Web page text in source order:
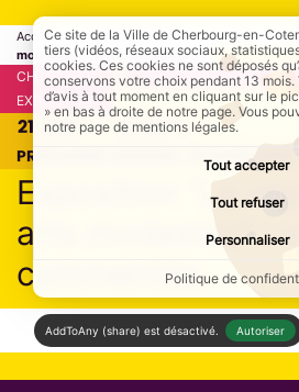
Accueil Agendas et Actus Agenda
modestes" : visite commentée
CHERBOURG CULTURE/LOISIRS
EXPOSITION
DU
21 JUIN AU
13 SEPT.
PROCHAINE SESSION : 23 AOÛT 2026
Exposition "Le
arts modestes" :
commentée
AddToAny (share) est désactivé. Autoriser
Ce site de la Ville de Cherbourg-en-
tiers (vidéos, réseaux sociaux,
cookies. Ces cookies ne sont déposés
conservons votre choix pendant 13
d’avis à tout moment en cliquant sur le
» en bas à droite de notre page. Vous
notre page de mentions légales.
Tout accepter
Tout refuser
Personnaliser
Politique de